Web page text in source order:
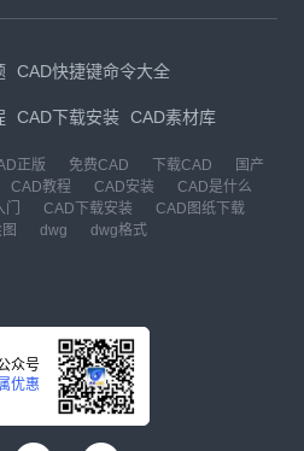
CAD快捷键命令大全
CAD下载安装 CAD素材库
正版 免费CAD 下载CAD
国产
CAD教程 CAD安装
CAD是什么
CAD下载安装
CAD图纸下载
dwg dwg格式
众号
优惠